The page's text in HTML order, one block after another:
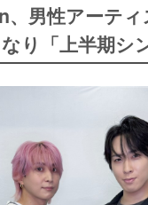
男性アーテ
り「上半期シ